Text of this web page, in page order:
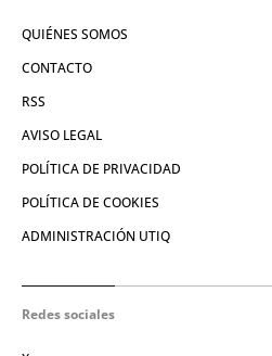
QUIÉNES SOMOS
CONTACTO
RSS
AVISO LEGAL
POLÍTICA DE PRIVACIDAD
POLÍTICA DE COOKIES
ADMINISTRACIÓN UTIQ
Redes sociales